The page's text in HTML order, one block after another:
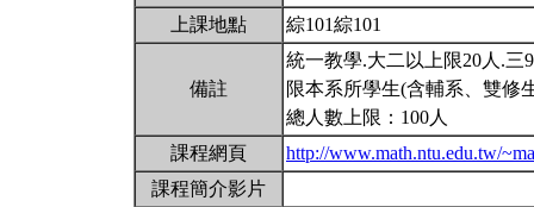
上課地點
綜101綜101
備註
統一教學.大二以上限20人.三
限本系所學生(含輔系、雙修
總人數上限：100人
課程網頁
http://www.math.ntu.edu.tw/
課程簡介影片